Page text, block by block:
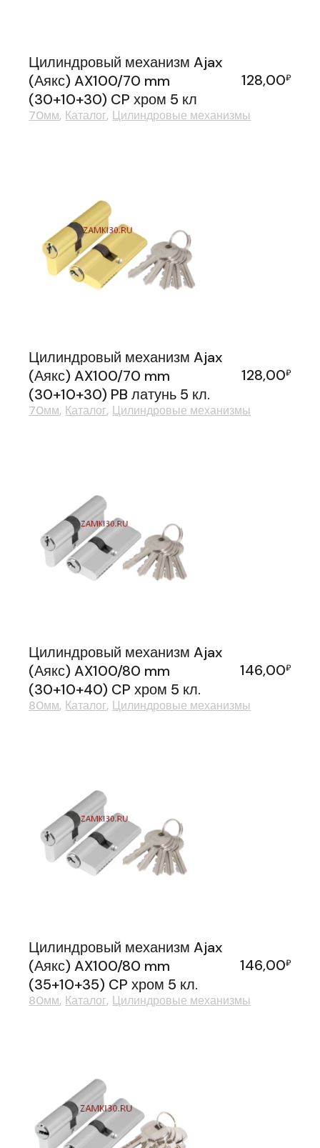
Цилиндровый механизм Ajax
(Аякс) AX100/70 mm
(30+10+30) CP хром 5 кл
128,00₽
70мм Каталог Цилиндровые механизмы
Цилиндровый механизм Ajax
(Аякс) AX100/70 mm
(30+10+30) PB латунь 5 кл.
128,00₽
70мм Каталог Цилиндровые механизмы
Цилиндровый механизм Ajax
(Аякс) AX100/80 mm
(30+10+40) CP хром 5 кл.
146,00₽
80мм Каталог Цилиндровые механизмы
Цилиндровый механизм Ajax
(Аякс) AX100/80 mm
(35+10+35) CP хром 5 кл.
146,00₽
80мм Каталог Цилиндровые механизмы